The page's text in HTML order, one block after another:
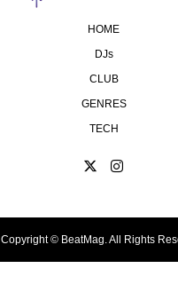
HOME
DJs
CLUB
GENRES
TECH
Copyright ©BeatMag. All Rights